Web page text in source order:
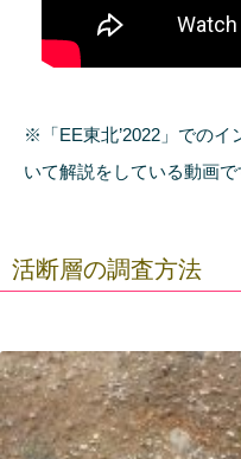
※「EE東北’2022」でのイ
いて解説をしている動画
活断層の調査方法